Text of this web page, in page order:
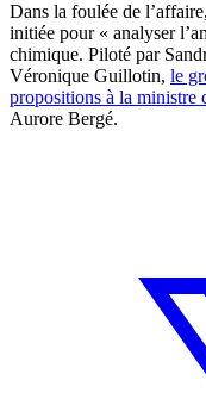
Dans la foulée de l’affaire,
initiée pour « analyser
chimique. Piloté par
Véronique Guillotin, le
propositions à la ministre
Aurore Bergé.